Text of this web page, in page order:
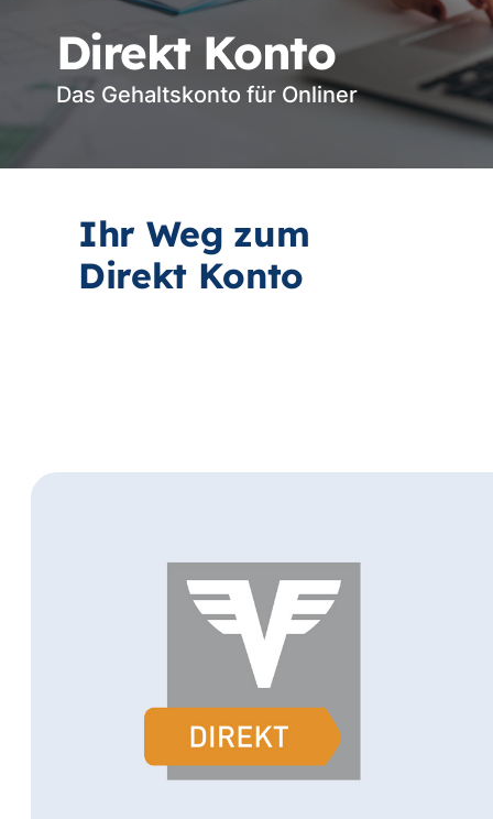
Direkt Konto
Das Gehaltskonto für Onliner
Ihr Weg zum
Direkt Konto